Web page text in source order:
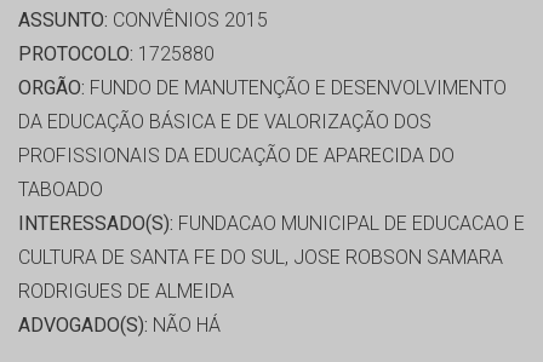
ASSUNTO: CONVÊNIOS 2015
PROTOCOLO: 1725880
ORGÃO: FUNDO DE MANUTENÇÃO E DESENVOLVIMENTO
DA EDUCAÇÃO BÁSICA E DE VALORIZAÇÃO DOS
PROFISSIONAIS DA EDUCAÇÃO DE APARECIDA DO
TABOADO
INTERESSADO(S): FUNDACAO MUNICIPAL DE EDUCACAO E
CULTURA DE SANTA FE DO SUL, JOSE ROBSON SAMARA
RODRIGUES DE ALMEIDA
ADVOGADO(S): NÃO HÁ